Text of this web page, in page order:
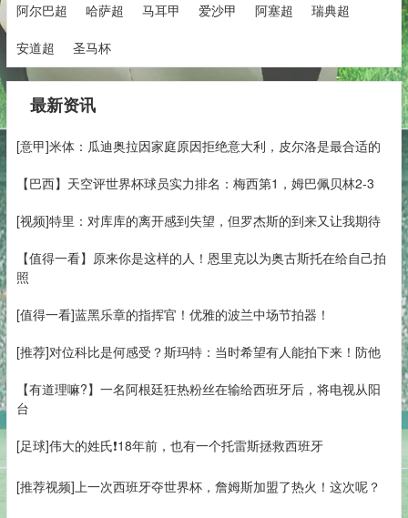
阿尔巴超 哈萨超 马耳甲 爱沙甲 阿塞超 瑞典超
安道超 圣马杯
最新资讯
[意甲]米体：瓜迪奥拉因家庭原因拒绝意大利，皮尔洛是最合适的
【巴西】天空评世界杯球员实力排名：梅西第1，姆巴佩贝林2-3
[视频]特里：对库库的离开感到失望，但罗杰斯的到来又让我期待
【值得一看】原来你是这样的人！恩里克以为奥古斯托在给自己拍
照
[值得一看]蓝黑乐章的指挥官！优雅的波兰中场节拍器！
[推荐]对位科比是何感受？斯玛特：当时希望有人能拍下来！防他
【有道理嘛?】一名阿根廷狂热粉丝在输给西班牙后，将电视从阳
台
[足球]伟大的姓氏❗️18年前，也有一个托雷斯拯救西班牙
[推荐视频]上一次西班牙夺世界杯，詹姆斯加盟了热火！这次呢？